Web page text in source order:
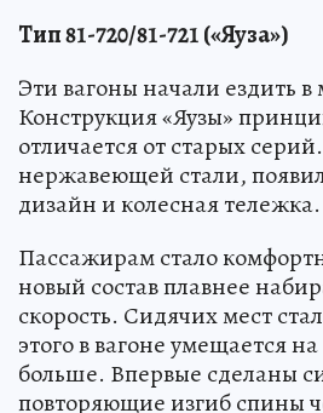
Тип 81-720/81-721 («Яуза»)
Эти вагоны начали ездить в
Конструкция «Яузы»
отличается от старых
нержавеющей стали,
дизайн и колесная тележка.
Пассажирам стало
новый состав плавнее
скорость. Сидячих мест
этого в вагоне умещается
больше. Впервые сделаны
повторяющие изгиб спины